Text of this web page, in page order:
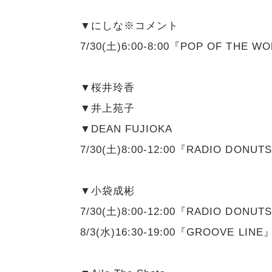
▼にしな※コメント
7/30(土)6:00-8:00『POP OF THE
▼桜井玲香
▼井上苑子
▼DEAN FUJIOKA
7/30(土)8:00-12:00『RADIO DONUTS
▼小袋成彬
7/30(土)8:00-12:00『RADIO DONUTS
8/3(水)16:30-19:00『GROOVE LINE』